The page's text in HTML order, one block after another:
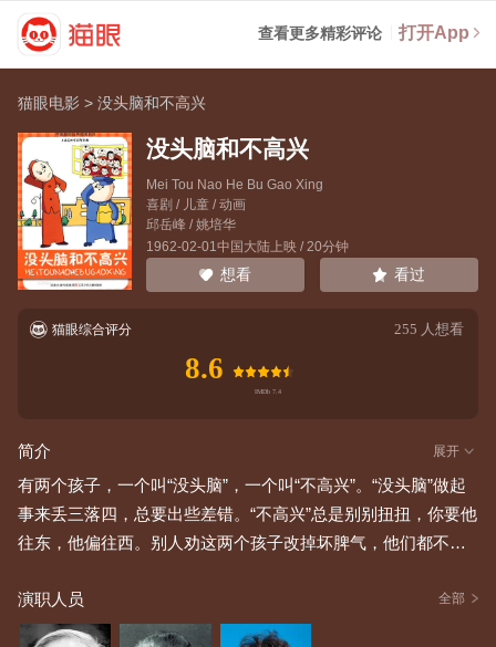
查看更多精彩评论 打开App
猫眼电影 >没头脑和不高兴
没头脑和不高兴
Mei Tou Nao He Bu Gao Xing
喜剧 / 儿童 / 动画
邱岳峰 /姚培华
1962-02-01中国大陆上映 / 20分钟
想看 看过
猫眼综合评分 255 人想看
8.6
简介 展开
有两个孩子，一个叫“没头脑”，一个叫“不高兴”。“没头脑”做起
事来丢三落四，总要出些差错。“不高兴”总是别别扭扭，你要他
往东，他偏往西。别人劝这两个孩子改掉坏脾气，他们都不以
了工程师，“不高兴”做了演员。“没头脑”设计了一座999层高的
少年宫大楼，楼造好后，才想起没设计电梯，结果孩子们为了
演职人员 全部